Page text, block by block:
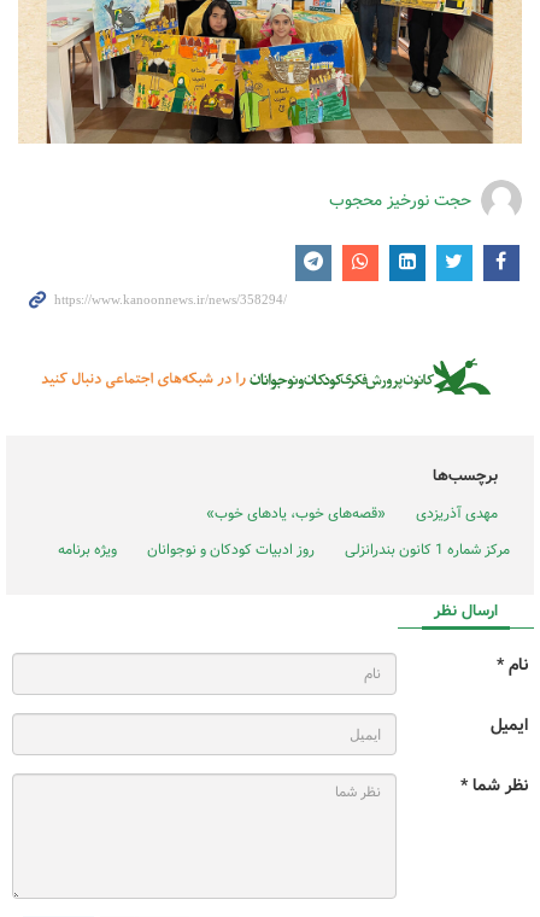
حجت نورخیز محجوب
برچسب‌ها
مهدی آذریزدی
«قصه‌های خوب، یاد‌‌های خوب»
مرکز شماره 1 کانون بندرانزلی
روز ادبیات کودکان و نوجوانان ویژه برنامه
ارسال نظر
نام *
ایمیل
نظر شما *